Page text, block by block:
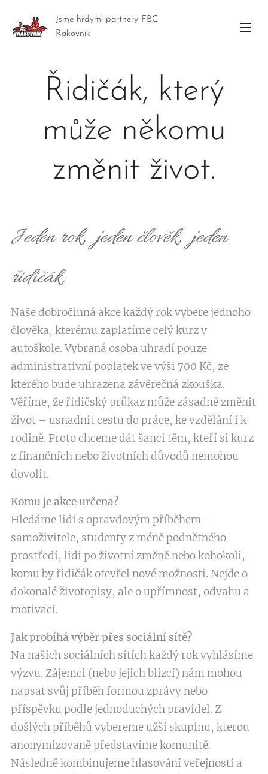
Jsme hrdými partnery FBC
Rakovník
Řidičák, který
může někomu
změnit život.
Jeden rok, jeden člověk, jeden
řidičák.
Naše dobročinná akce každý rok vybere jednoho
člověka, kterému zaplatíme celý kurz v
autoškole. Vybraná osoba uhradí pouze
administrativní poplatek ve výši 700 Kč, ze
kterého bude uhrazena závěrečná zkouška.
Věříme, že řidičský průkaz může zásadně změnit
život – usnadnit cestu do práce, ke vzdělání i k
rodině. Proto chceme dát šanci těm, kteří si kurz
z finančních nebo životních důvodů nemohou
dovolit.
Komu je akce určena?
Hledáme lidi s opravdovým příběhem –
samoživitele, studenty z méně podnětného
prostředí, lidi po životní změně nebo kohokoli,
komu by řidičák otevřel nové možnosti. Nejde o
dokonalé životopisy, ale o upřímnost, odvahu a
motivaci.
Jak probíhá výběr přes sociální sítě?
Na našich sociálních sítích každý rok vyhlásíme
výzvu. Zájemci (nebo jejich blízcí) nám mohou
napsat svůj příběh formou zprávy nebo
příspěvku podle jednoduchých pravidel. Z
došlých příběhů vybereme užší skupinu, kterou
anonymizovaně představíme komunitě.
Následně kombinujeme hlasování veřejnosti a